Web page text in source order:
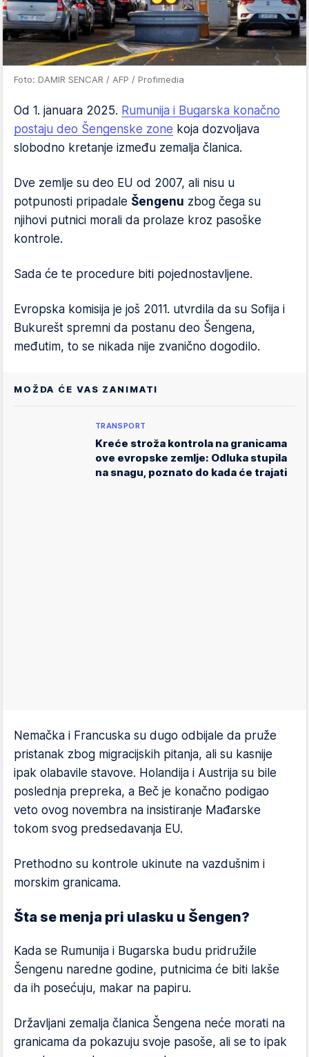
Foto: DAMIR SENCAR / AFP / Profimedia
Od 1. januara 2025. Rumunija i Bugarska konačno
postaju deo Šengenske zone koja dozvoljava
slobodno kretanje između zemalja članica.
Dve zemlje su deo EU od 2007, ali nisu u
potpunosti pripadale Šengenu zbog čega su
njihovi putnici morali da prolaze kroz pasoške
kontrole.
Sada će te procedure biti pojednostavljene.
Evropska komisija je još 2011. utvrdila da su Sofija i
Bukurešt spremni da postanu deo Šengena,
međutim, to se nikada nije zvanično dogodilo.
MOŽDA ĆE VAS ZANIMATI
TRANSPORT
Kreće stroža kontrola na granicama
ove evropske zemlje: Odluka stupila
na snagu, poznato do kada će trajati
Nemačka i Francuska su dugo odbijale da pruže
pristanak zbog migracijskih pitanja, ali su kasnije
ipak olabavile stavove. Holandija i Austrija su bile
poslednja prepreka, a Beč je konačno podigao
veto ovog novembra na insistiranje Mađarske
tokom svog predsedavanja EU.
Prethodno su kontrole ukinute na vazdušnim i
morskim granicama.
Šta se menja pri ulasku u Šengen?
Kada se Rumunija i Bugarska budu pridružile
Šengenu naredne godine, putnicima će biti lakše
da ih posećuju, makar na papiru.
Državljani zemalja članica Šengena neće morati na
granicama da pokazuju svoje pasoše, ali se to ipak